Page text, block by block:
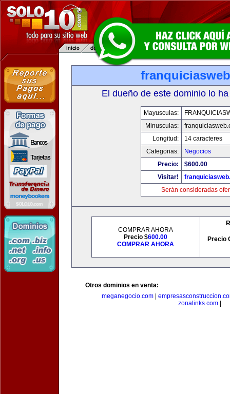
El dueño de este dominio lo
Mayusculas:
Minusculas:
Longitud:
14 caracteres
Categorias:
Negocios
Precio:
$600.00
Visitar!
Serán consideradas
COMPRAR AHORA
Precio $600.00
COMPRAR AHORA
Precio
Otros dominios en venta:
meganegocio.com|
zonalinks.com